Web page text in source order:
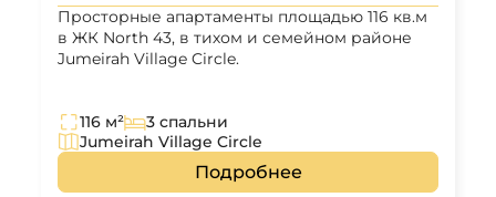
Просторные апартаменты площадью 116 кв.м
в ЖК North 43, в тихом и семейном районе
Jumeirah Village Circle.
116 м²
3 спальни
Jumeirah Village Circle
Подробнее